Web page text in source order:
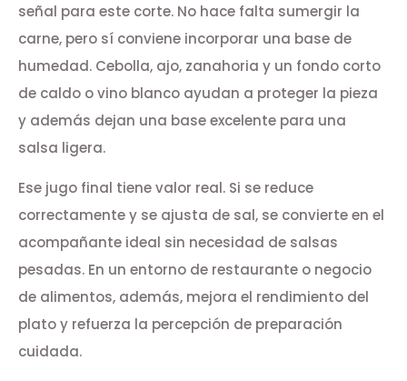
señal para este corte. No hace falta sumergir la
carne, pero sí conviene incorporar una base de
humedad. Cebolla, ajo, zanahoria y un fondo corto
de caldo o vino blanco ayudan a proteger la pieza
y además dejan una base excelente para una
salsa ligera.
Ese jugo final tiene valor real. Si se reduce
correctamente y se ajusta de sal, se convierte en el
acompañante ideal sin necesidad de salsas
pesadas. En un entorno de restaurante o negocio
de alimentos, además, mejora el rendimiento del
plato y refuerza la percepción de preparación
cuidada.